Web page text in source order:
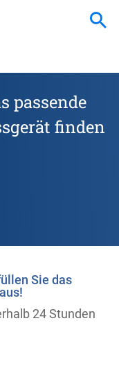
passende
finden
Sie das
24 Stunden